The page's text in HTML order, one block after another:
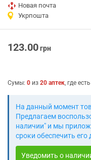
Новая почта
Укрпошта
123.00грн
Сумы: 0 из 20 аптек, где есть
На данный момент
Предлагаем
наличии" и мы
сроки обеспечить его
Уведомить о